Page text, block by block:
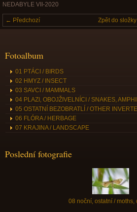
NEDABYLE VII-2020
← Předchozí Zpět do složky
Fotoalbum
01 PTÁCI / BIRDS
02 HMYZ / INSECT
03 SAVCI / MAMMALS
04 PLAZI, OBOJŽIVELNÍCI / SNAKES,
05 OSTATNÍ BEZOBRATLÍ / OTHER
06 FLÓRA / HERBAGE
07 KRAJINA / LANDSCAPE
Poslední fotografie
08 noční, ostatní / moths,